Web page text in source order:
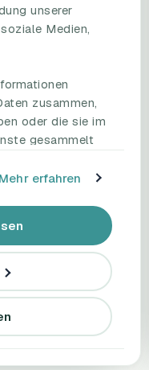
unserer
Medien,
zusammen,
oder die sie im
gesammelt
Mehr erfahren
Engagement
Page
+49 221 828 282 40
GmbH